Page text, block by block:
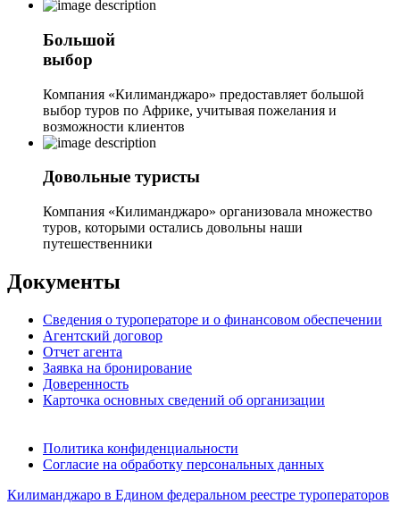
Большой
выбор
Компания «Килиманджаро» предоставляет большой
выбор туров по Африке, учитывая пожелания и
возможности клиентов
Довольные туристы
Компания «Килиманджаро» организовала множество
туров, которыми остались довольны наши
путешественники
Документы
Сведения о туроператоре и о финансовом обеспечении
Агентский договор
Отчет агента
Заявка на бронирование
Доверенность
Карточка основных сведений об организации
Политика конфиденциальности
Согласие на обработку персональных данных
Килиманджаро в Едином федеральном реестре туроператоров